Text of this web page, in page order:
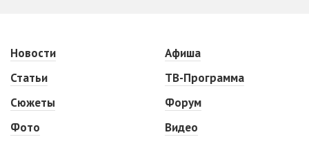
Новости
Статьи
Сюжеты
Фото
Афиша
ТВ-Программа
Форум
Видео